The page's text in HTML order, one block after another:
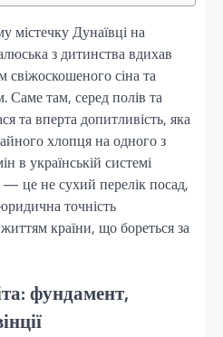
містечку Дунаївці на
з дитинства вдихав
свіжоскошеного сіна та
Саме там, серед полів та
та вперта допитливість, яка
хлопця на одного з
в українській системі
— це не сухий перелік посад,
точність
країни, що бореться за
фундамент,